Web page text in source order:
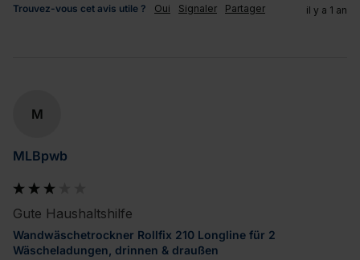
Trouvez-vous cet avis utile ? Oui Signaler Partager il y a 1 an
M
MLBpwb
Gute Haushaltshilfe
Wandwäschetrockner Rollfix 210 Longline für 2
Wäscheladungen, drinnen & draußen